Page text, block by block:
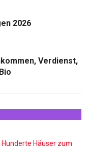
2026
Verdienst,
Häuser zum